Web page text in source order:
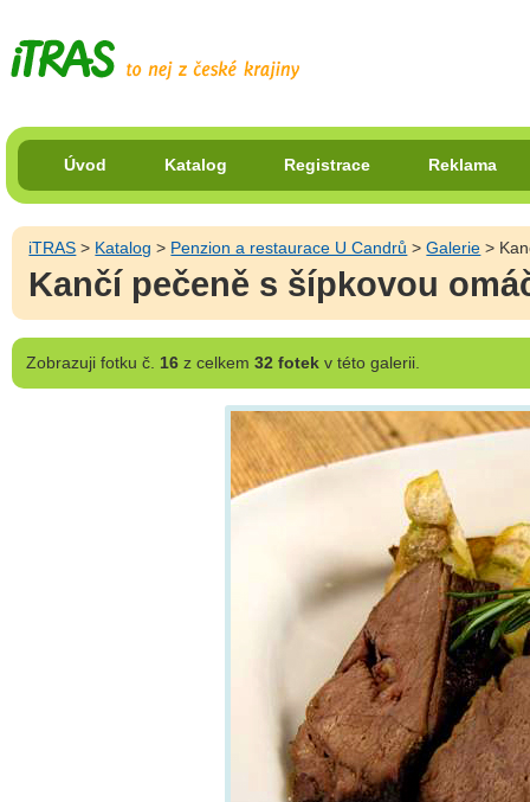
Úvod Katalog Registrace Reklama
iTRAS > Katalog > Penzion a restaurace U Candrů >Galerie >
Kančí pečeně s šípkovou
Zobrazujifotku č. 16z celkem 32 fotekv této galerii.